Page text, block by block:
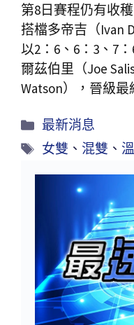
第8日賽程仍有收
搭檔多帝吉（Ivan
以2：6、6：3、7
爾茲伯里（Joe
Watson），晉級最
最新消息
女雙 、 混雙 、